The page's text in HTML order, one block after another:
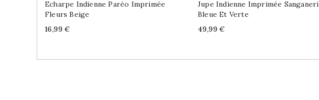
Echarpe Indienne Paréo Imprimée
Fleurs Beige
Price
16,99 €
Jupe Indienne Imprimée Sanganeri
Bleue Et Verte
Price
49,99 €